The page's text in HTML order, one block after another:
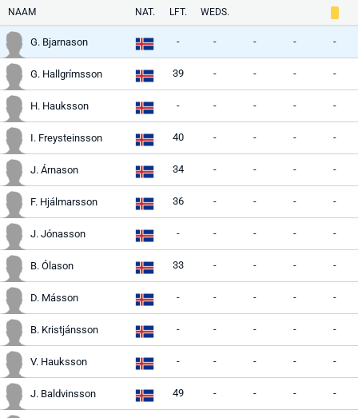
NAAM NAT. LFT. WEDS.
G. Bjarnason - - - - -
G. Hallgrímsson 39 - - - -
H. Hauksson - - - - -
I. Freysteinsson 40 - - - -
J. Árnason 34 - - - -
F. Hjálmarsson 36 - - - -
J. Jónasson - - - - -
B. Ólason 33 - - - -
D. Másson - - - - -
B. Kristjánsson - - - - -
V. Hauksson - - - - -
J. Baldvinsson 49 - - - -